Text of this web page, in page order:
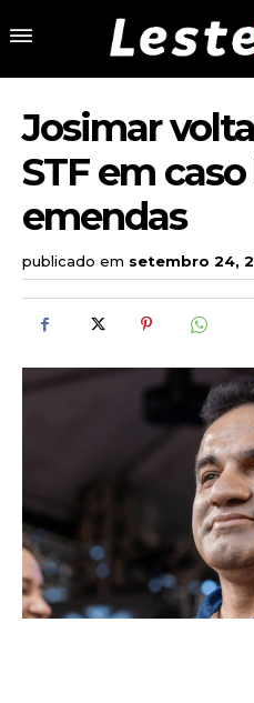
Josimar
STF em
emendas
publicado em setembro 24,